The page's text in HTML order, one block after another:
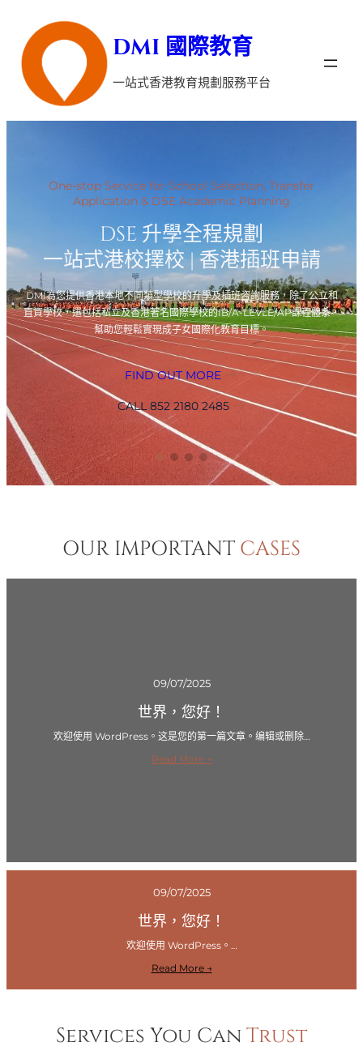
內
DMI 國際教育
一站式香港教育規劃服務平台
stop Service for School Selection, Transfer
Application & DSE Academic Planning
DSE 升學全程規劃
站式港校擇校 | 香港插班申請
提供香港本地不同類型學校的升學及插班咨詢服務，除了公立和
，還包括私立及香港著名國際學校的IB/A-LEVLE/AP課程體系，
幫助您輕鬆實現成子女國際化教育目標。
FIND OUT MORE
CALL 852 2180 2485
DMI專注
三大國際
OUR IMPORTANT CASES
09/07/2025
世界，您好！
欢迎使用 WordPress。这是您的第一篇文章。编辑或删除…
Read More →:
！
09/07/2025
世界，您好！
欢迎使用 WordPress。…
Read More →:
您
Services You CanTrust